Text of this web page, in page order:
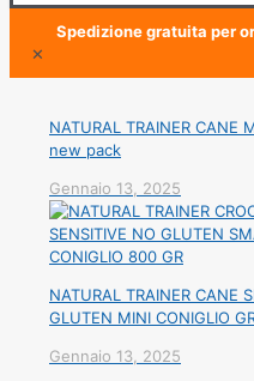
Spedizione gratuita per
✕
NATURAL TRAINER CANE
new pack
Gennaio 13, 2025
NATURAL TRAINER CANE
GLUTEN MINI CONIGLIO
Gennaio 13, 2025